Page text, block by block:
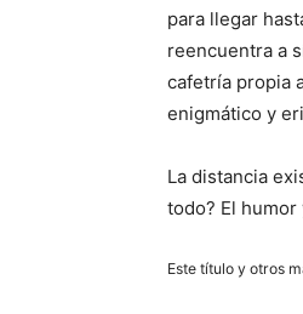
para llegar
reencuentra a
cafetría propia
enigmático y
La distancia
todo? El
Este título y otros